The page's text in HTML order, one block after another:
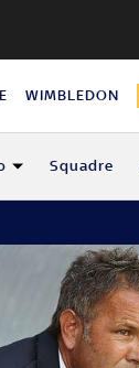
WIMBLEDON
Squadre